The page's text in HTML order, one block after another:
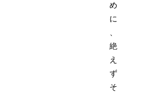
め
に
絶
え
ず
そ